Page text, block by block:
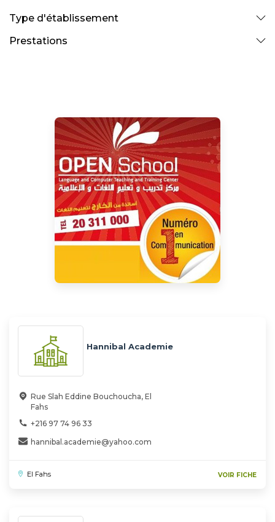
Type d'établissement
Prestations
Hannibal Academie
Rue Slah Eddine Bouchoucha, El
Fahs
+216 97 74 96 33
hannibal.academie@yahoo.com
El Fahs VOIR FICHE